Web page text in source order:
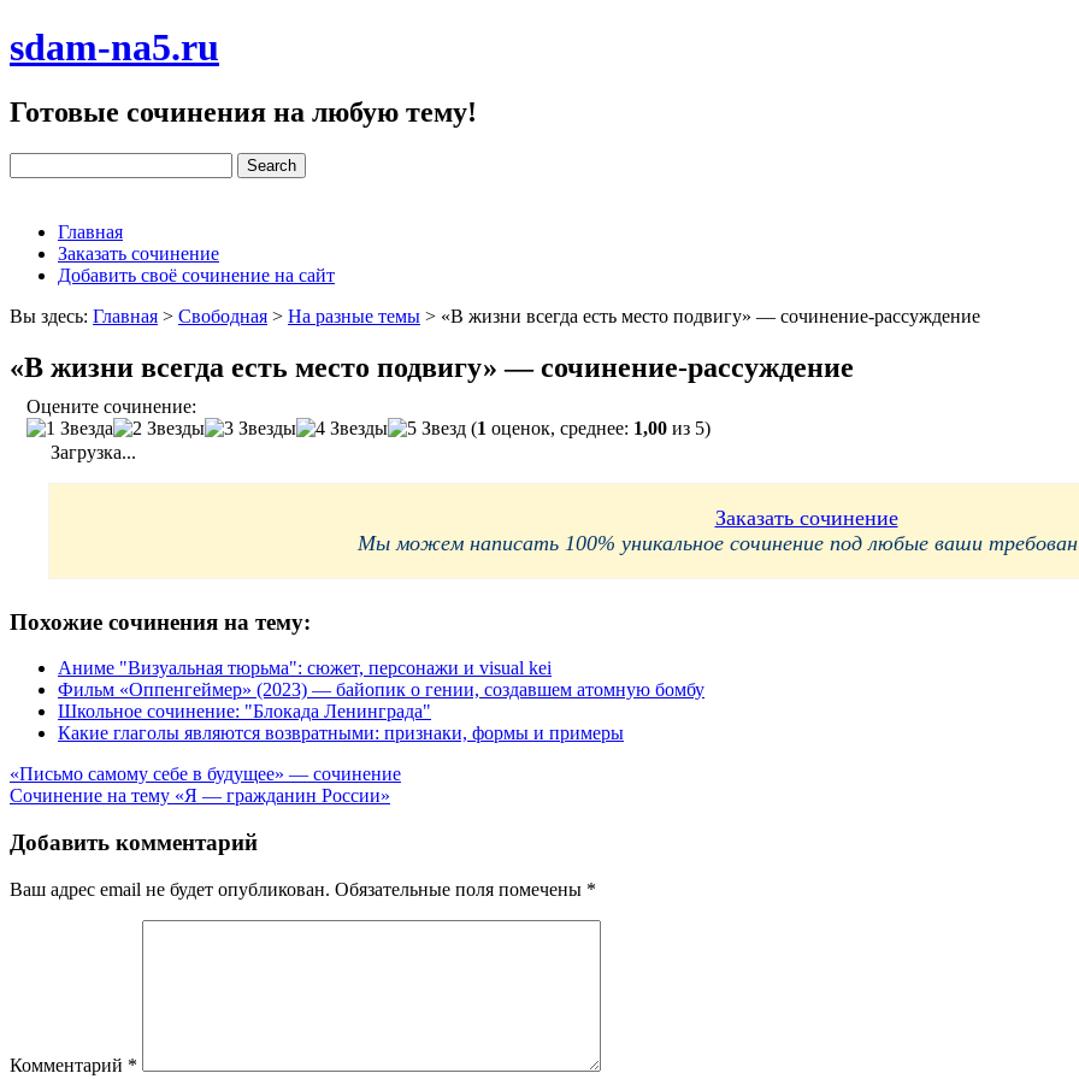
sdam-na5.ru
Готовые сочинения на любую тему!
Главная
Заказать сочинение
Добавить своё сочинение на сайт
Вы здесь: Главная > Свободная > На разные темы > «В жизни всегда есть место подвигу» — сочинение-рассуждение
«В жизни всегда есть место подвигу» — сочинение-рассуждение
Оцените сочинение:
(1 оценок, среднее: 1,00 из 5)
Загрузка...
Заказать сочинение
Мы можем написать 100% уникальное сочинение под любые ваши
Похожие сочинения на тему:
Аниме "Визуальная тюрьма": сюжет, персонажи и visual kei
Фильм «Оппенгеймер» (2023) — байопик о гении, создавшем атомную бомбу
Школьное сочинение: "Блокада Ленинграда"
Какие глаголы являются возвратными: признаки, формы и примеры
Навигация
по
записям
«Письмо самому себе в будущее» — сочинение
Сочинение на тему «Я — гражданин России»
Добавить комментарий
Ваш адрес email не будет опубликован. Обязательные поля помечены *
Комментарий *